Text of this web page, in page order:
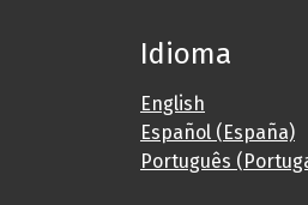
Idioma
English
Español (España)
Português